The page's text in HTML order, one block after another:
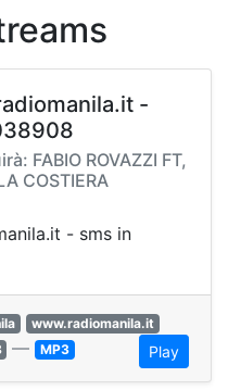
-
FABIO ROVAZZI FT,
COSTIERA
- sms in
www.radiomanila.it
— MP3 Play